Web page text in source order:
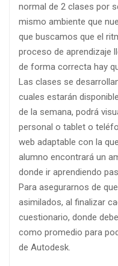
normal de 2 clases por
mismo ambiente que
que buscamos que el
proceso de aprendizaje
de forma correcta hay
Las clases se
cuales estarán
de la semana, podrá
personal o tablet o
web adaptable con la
alumno encontrará un
donde ir aprendiendo
Para asegurarnos de
asimilados, al finalizar
cuestionario, donde
como promedio para
de Autodesk.